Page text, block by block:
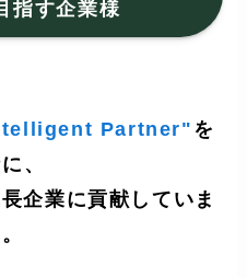
指す企業様
Partner" を
、
企業に貢献していま